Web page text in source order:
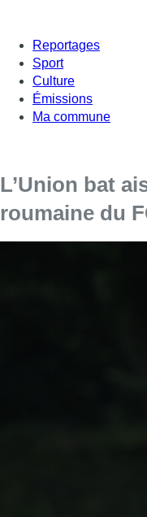
Reportages
Sport
Culture
Émissions
Ma commune
L’Union bat
roumaine du